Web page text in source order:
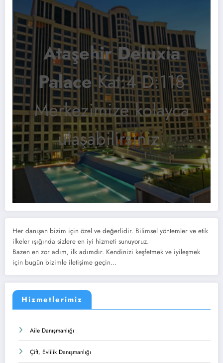
Ataşehir Deluxia
PalaceKat:4 D:118
Merkezimize kolayca
ulaşabilirsiniz.
Her danışan bizim için özel ve değerlidir. Bilimsel yöntemler ve etik
ilkeler ışığında sizlere en iyi hizmeti sunuyoruz.
Bazen en zor adım, ilk adımdır. Kendinizi keşfetmek ve iyileşmek
için bugün bizimle iletişime geçin...
Hizmetlerimiz
Aile Danışmanlığı
Çift, Evlilik Danışmanlığı